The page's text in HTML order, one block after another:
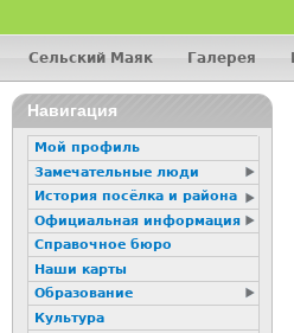
Главное меню
Сельский Маяк Галерея
16+
Навигация
Мой профиль
Замечательные люди
История посёлка и района
Официальная информация
Справочное бюро
Наши карты
Образование
Культура